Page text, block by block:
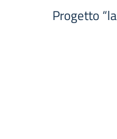
Progetto